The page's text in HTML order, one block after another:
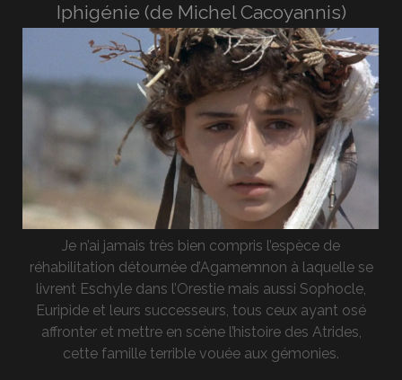
Iphigénie (de Michel Cacoyannis)
Je n’ai jamais très bien compris l’espèce de
réhabilitation détournée d’Agamemnon à laquelle se
livrent Eschyle dans l’Orestie mais aussi Sophocle,
Euripide et leurs successeurs, tous ceux ayant osé
affronter et mettre en scène l’histoire des Atrides,
cette famille terrible vouée aux gémonies.